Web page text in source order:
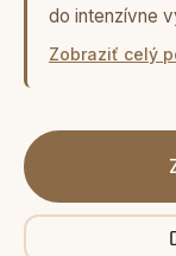
do intenzívne
Zobraziť celý